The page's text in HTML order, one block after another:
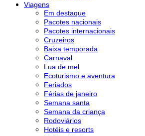
Viagens
Em destaque
Pacotes nacionais
Pacotes internacionais
Cruzeiros
Baixa temporada
Carnaval
Lua de mel
Ecoturismo e aventura
Feriados
Férias de janeiro
Semana santa
Semana da criança
Rodoviários
Hotéis e resorts